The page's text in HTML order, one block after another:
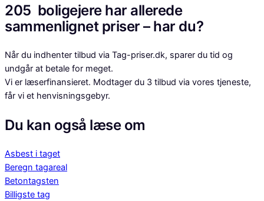
205 boligejere har allerede
sammenlignet priser – har du?
Når du indhenter tilbud via Tag-priser.dk, sparer du tid og
undgår at betale for meget.
Vi er læserfinansieret. Modtager du 3 tilbud via vores tjeneste,
får vi et henvisningsgebyr.
Du kan også læse om
Asbest i taget
Beregn tagareal
Betontagsten
Billigste tag